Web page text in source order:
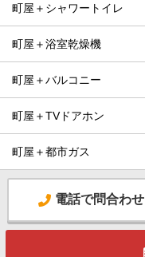
町屋＋シャワートイレ
町屋＋浴室乾燥機
町屋＋バルコニー
町屋＋TVドアホン
町屋＋都市ガス
電話で問合わせ